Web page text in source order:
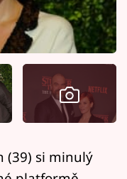
(39) si minulý